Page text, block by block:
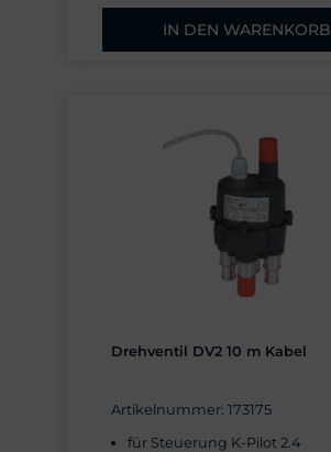
IN DEN WARENKORB
Drehventil DV2 10 m Kabel
Artikelnummer: 173175
für Steuerung K-Pilot 2.4